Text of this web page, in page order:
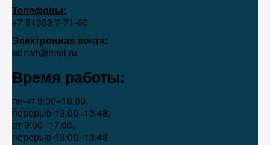
Телефоны:
+7 81363 7‑71-60
Электронная почта:
admvr@mail.ru
Время работы:
пн-чт 9:00–18:00,
перерыв 13:00–13:48;
пт 9:00–17:00,
перерыв 13:00–13:48